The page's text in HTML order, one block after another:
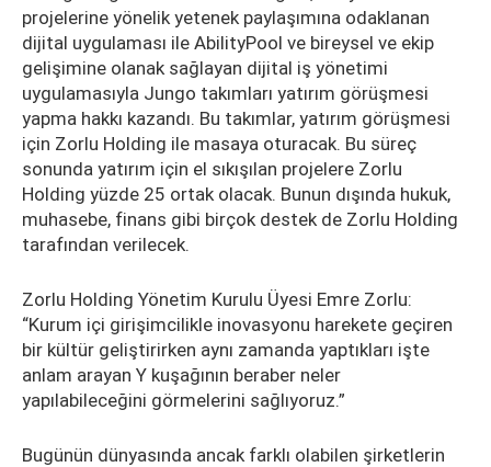
projelerine yönelik yetenek paylaşımına odaklanan
dijital uygulaması ile AbilityPool ve bireysel ve ekip
gelişimine olanak sağlayan dijital iş yönetimi
uygulamasıyla Jungo takımları yatırım görüşmesi
yapma hakkı kazandı. Bu takımlar, yatırım görüşmesi
için Zorlu Holding ile masaya oturacak. Bu süreç
sonunda yatırım için el sıkışılan projelere Zorlu
Holding yüzde 25 ortak olacak. Bunun dışında hukuk,
muhasebe, finans gibi birçok destek de Zorlu Holding
tarafından verilecek.
Zorlu Holding Yönetim Kurulu Üyesi Emre Zorlu:
“Kurum içi girişimcilikle inovasyonu harekete geçiren
bir kültür geliştirirken aynı zamanda yaptıkları işte
anlam arayan Y kuşağının beraber neler
yapılabileceğini görmelerini sağlıyoruz.”
Bugünün dünyasında ancak farklı olabilen şirketlerin